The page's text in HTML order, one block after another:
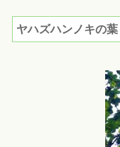
ヤハズハンノキの葉